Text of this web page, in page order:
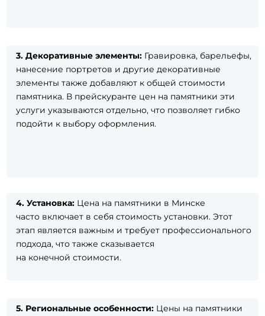
3. Декоративные элементы:Гравировка, барельефы,
нанесение портретов и другие декоративные
элементы также добавляют к общей стоимости
памятника. В прейскуранте цен на памятники эти
услуги указываются отдельно, что позволяет гибко
подойти к выбору оформления.
4. Установка:Цена на памятники в Минске
часто включает в себя стоимость установки. Этот
этап является важным и требует профессионального
подхода, что также сказывается
на конечной стоимости.
5. Региональные особенности:Цены на памятники